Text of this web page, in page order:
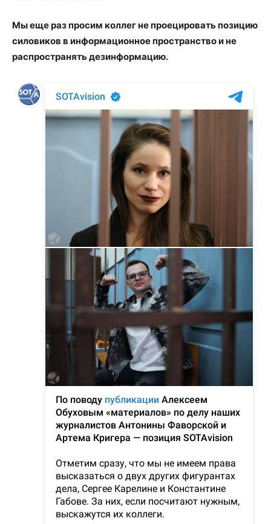
Мы еще раз просим коллег не проецировать позицию
силовиков в информационное пространство и не
распространять дезинформацию.